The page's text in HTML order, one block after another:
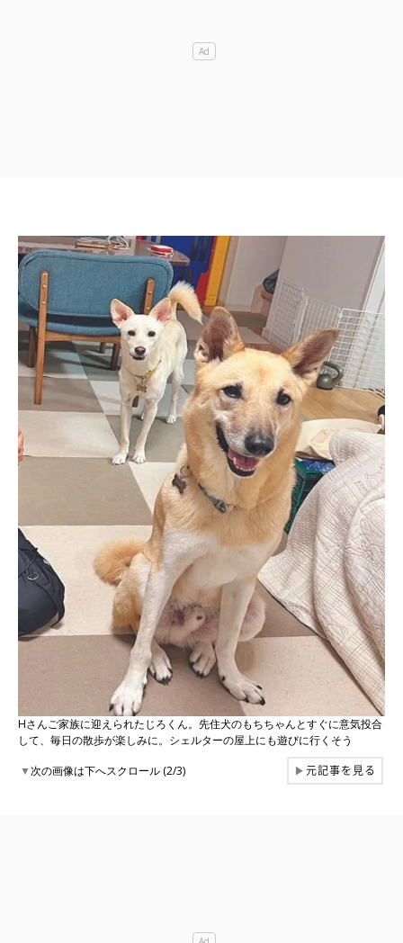
Hさんご家族に迎えられたじろくん。先住犬のもちちゃんとすぐに意気投合
して、毎日の散歩が楽しみに。シェルターの屋上にも遊びに行くそう
▼次の画像は下へスクロール (2/3) ▶元記事を見る